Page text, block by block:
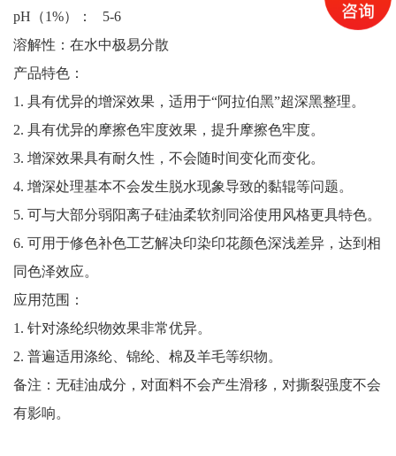
pH（1%）
：
5-6
溶解性：在水中极易分散
产品特色：
1. 具有优异的增深效果，适用于“阿拉伯黑”超深黑整理。
2. 具有优异的摩擦色牢度效果，提升摩擦色牢度。
3. 增深效果具有耐久性，不会随时间变化而变化。
4. 增深处理基本不会发生脱水现象导致的黏辊等问题。
5. 可与大部分弱阳离子硅油柔软剂同浴使用风格更具特色。
6. 可用于修色补色工艺解决印染印花颜色深浅差异，达到相
同色泽效应。
应用范围：
1. 针对涤纶织物效果非常优异。
2. 普遍适用涤纶、锦纶、棉及羊毛等织物。
备注：无硅油成分，对面料不会产生滑移，对撕裂强度不会
有影响。